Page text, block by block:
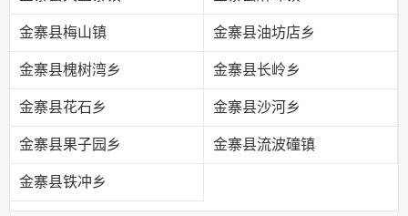
金寨县梅山镇 金寨县油坊店乡
金寨县槐树湾乡 金寨县长岭乡
金寨县花石乡 金寨县沙河乡
金寨县果子园乡 金寨县流波䃥镇
金寨县铁冲乡